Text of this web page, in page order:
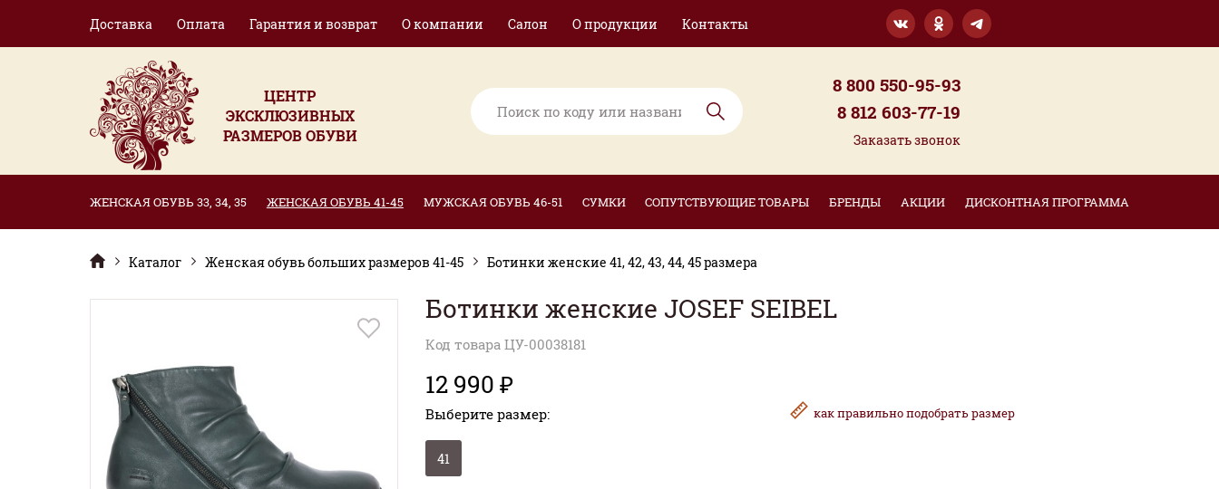
Доставка Оплата Гарантия и возврат О компании Салон О продукции Контакты
ЦЕНТР
ЭКСКЛЮЗИВНЫХ
РАЗМЕРОВ ОБУВИ
8 800 550-95-93
8 812 603-77-19
Заказать звонок
ЖЕНСКАЯ ОБУВЬ 33, 34, 35 ЖЕНСКАЯ ОБУВЬ 41-45 МУЖСКАЯ ОБУВЬ 46-51 СУМКИ СОПУТСТВУЮЩИЕ ТОВАРЫ БРЕНДЫ АКЦИИ ДИСКОНТНАЯ ПРОГРАММА
Каталог Женская обувь больших размеров 41-45 Ботинки женские 41, 42, 43, 44, 45 размера
Ботинки женские JOSEF SEIBEL
Код товара ЦУ-00038181
12 990 ₽
Выберите размер: какправильноподобрать размер
41